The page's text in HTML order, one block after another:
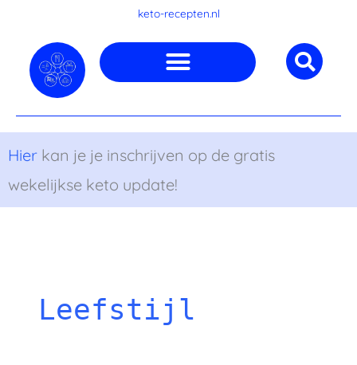
inhoud
keto-recepten.nl
Hier kan je je inschrijven op de gratis
wekelijkse keto update!
Leefstijl